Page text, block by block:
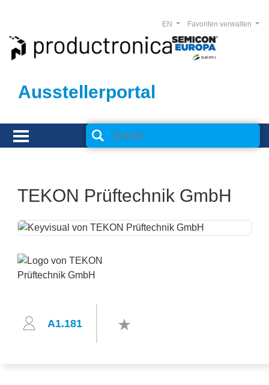
Ausstellerportal
Favoriten verwalten
EN
TEKON Prüftechnik GmbH
A1.181